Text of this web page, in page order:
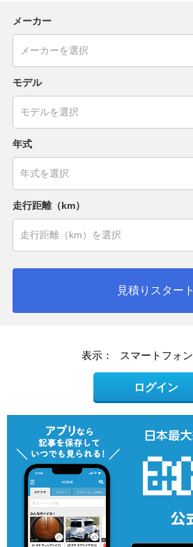
メーカー
モデル
年式
走行距離（km）
見積りスタート
表示： スマートフォン
ログイン